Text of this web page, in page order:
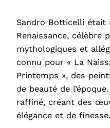
Sandro Botticelli était
Renaissance, célèbre
mythologiques et
connu pour « La
Printemps », des
de beauté de
raffiné, créant des
élégance et de finesse.